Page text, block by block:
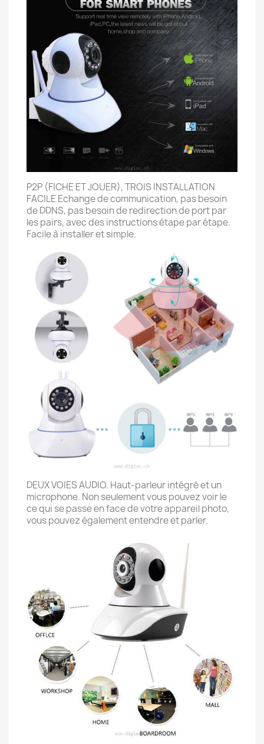
P2P (FICHE ET JOUER), TROIS INSTALLATION
FACILE Echange de communication, pas besoin
de DDNS, pas besoin de redirection de port par
les pairs, avec des instructions étape par étape.
Facile à installer et simple.
DEUX VOIES AUDIO. Haut-parleur intégré et un
microphone. Non seulement vous pouvez voir le
ce qui se passe en face de votre appareil photo,
vous pouvez également entendre et parler.